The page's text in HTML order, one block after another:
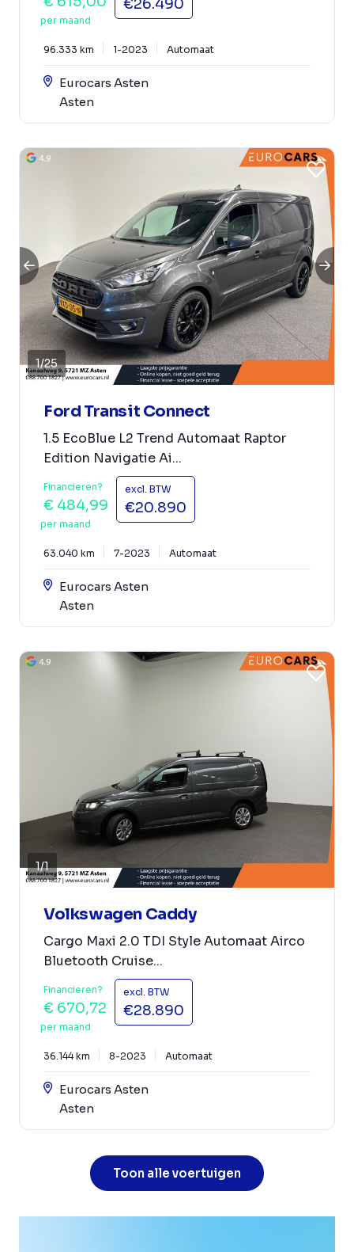
per maand
€26.490
96.333 km 1-2023 Automaat
Eurocars Asten
Asten
1/25
Ford Transit Connect
1.5 EcoBlue L2 Trend Automaat Raptor
Edition Navigatie Ai...
Financieren?
€ 484,99
per maand
excl. BTW
€20.890
63.040 km 7-2023 Automaat
Eurocars Asten
Asten
1/1
Volkswagen Caddy
Cargo Maxi 2.0 TDI Style Automaat Airco
Bluetooth Cruise...
Financieren?
€ 670,72
per maand
excl. BTW
€28.890
36.144 km 8-2023 Automaat
Eurocars Asten
Asten
Toon alle voertuigen